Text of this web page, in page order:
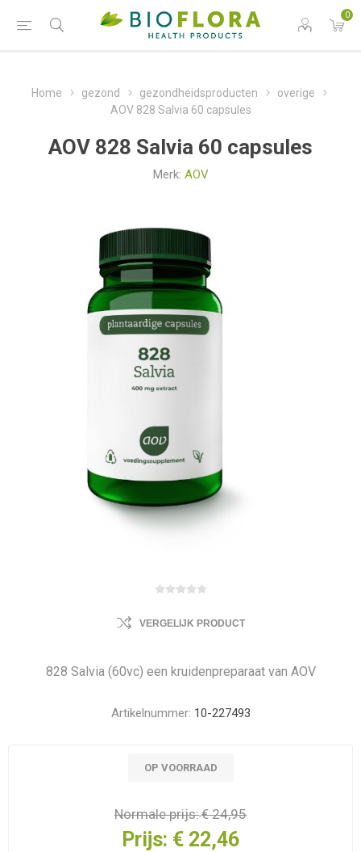
0
Home gezond gezondheidsproducten
overige
AOV 828 Salvia 60 capsules
AOV 828 Salvia 60 capsules
Merk: AOV
VERGELIJK PRODUCT
828 Salvia (60vc) een kruidenpreparaat van AOV
Artikelnummer: 10-227493
OP VOORRAAD
Normale prijs:€ 24,95
Prijs: € 22,46